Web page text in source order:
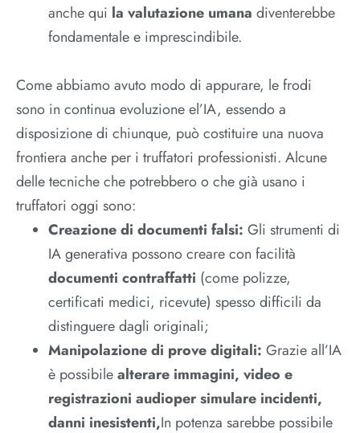
anche qui la valutazione umana diventerebbe
fondamentale e imprescindibile.
Come abbiamo avuto modo di appurare, le frodi
sono in continua evoluzione el’IA, essendo a
disposizione di chiunque, può costituire una nuova
frontiera anche per i truffatori professionisti. Alcune
delle tecniche che potrebbero o che già usano i
truffatori oggi sono:
Creazione di documenti falsi: Gli strumenti di
IA generativa possono creare con facilità
documenti contraffatti (come polizze,
certificati medici, ricevute) spesso difficili da
distinguere dagli originali;
Manipolazione di prove digitali: Grazie all’IA
è possibilealterare immagini, video e
registrazioni audioper simulare incidenti,
danni inesistenti,In potenza sarebbe possibile